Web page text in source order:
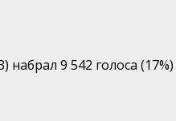
9 542 голоса